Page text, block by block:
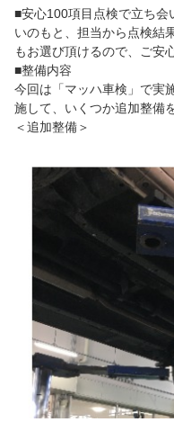
■安心100項目点検で立ち会
いのもと、担当から点検結
もお選び頂けるので、ご安
■整備内容
今回は「マッハ車検」で実
施して、いくつか追加整備
＜追加整備＞